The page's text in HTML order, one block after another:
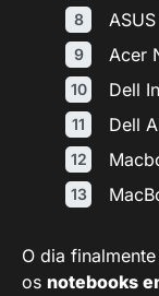
Acer
Dell
Dell
O dia
os notebooks